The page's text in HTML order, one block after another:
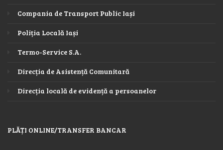
Compania de Transport Public Iași
Poliția Locală Iași
Termo-Service S.A.
Direcția de Asistență Comunitară
Direcția locală de evidență a persoanelor
PLĂȚI ONLINE/TRANSFER BANCAR